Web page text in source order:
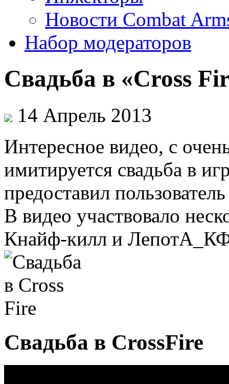
Новости Combat
Набор модераторов
Свадьба в «Cross
14 Апрель 2013
Интересное видео, с
имитируется свадьба в
предоставил
В видео участвовало
Кнайф-килл и
Свадьба в CrossFire